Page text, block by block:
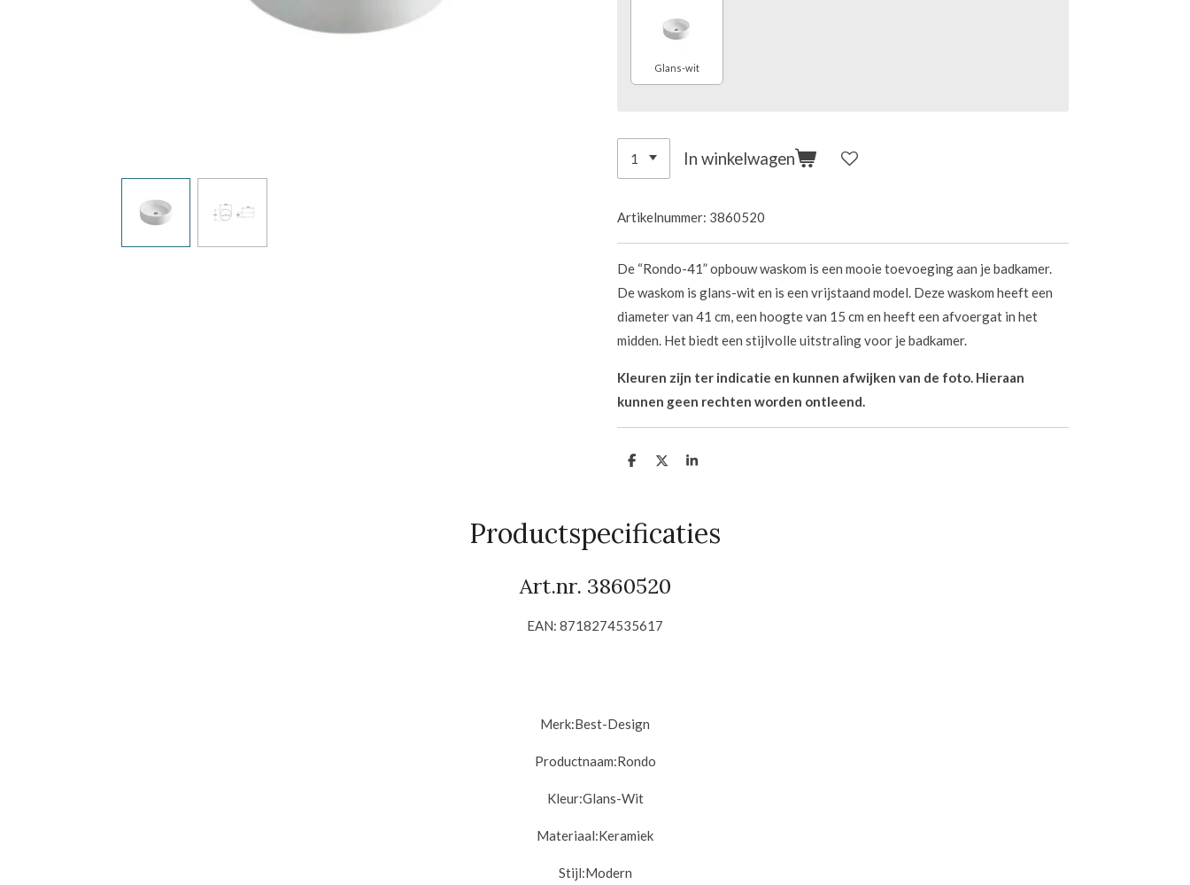
Glans-wit
In winkelwagen
Artikelnummer: 3860520
De “Rondo-41” opbouw waskom is een mooie toevoeging aan je badkamer.
De waskom is glans-wit en is een vrijstaand model. Deze waskom heeft een
diameter van 41 cm, een hoogte van 15 cm en heeft een afvoergat in het
midden. Het biedt een stijlvolle uitstraling voor je badkamer.
Kleuren zijn ter indicatie en kunnen afwijken van de foto. Hieraan
kunnen geen rechten worden ontleend.
D
D
S
Productspecificaties
Art.nr. 3860520
EAN: 8718274535617
Merk:Best-Design
Productnaam:Rondo
Kleur:Glans-Wit
Materiaal:Keramiek
Stijl:Modern